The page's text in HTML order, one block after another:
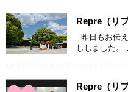
Repre（リ
昨日もお伝
ししました。
Repre（リ